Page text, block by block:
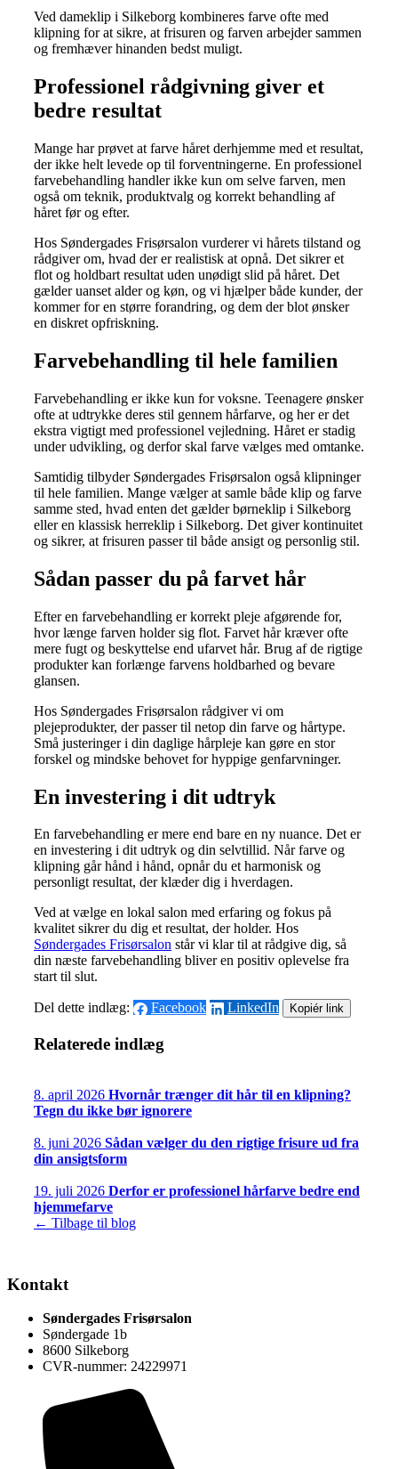
Ved dameklip i Silkeborg kombineres farve ofte med
klipning for at sikre, at frisuren og farven arbejder sammen
og fremhæver hinanden bedst muligt.
Professionel rådgivning giver et
bedre resultat
Mange har prøvet at farve håret derhjemme med et resultat,
der ikke helt levede op til forventningerne. En professionel
farvebehandling handler ikke kun om selve farven, men
også om teknik, produktvalg og korrekt behandling af
håret før og efter.
Hos Søndergades Frisørsalon vurderer vi hårets tilstand og
rådgiver om, hvad der er realistisk at opnå. Det sikrer et
flot og holdbart resultat uden unødigt slid på håret. Det
gælder uanset alder og køn, og vi hjælper både kunder, der
kommer for en større forandring, og dem der blot ønsker
en diskret opfriskning.
Farvebehandling til hele familien
Farvebehandling er ikke kun for voksne. Teenagere ønsker
ofte at udtrykke deres stil gennem hårfarve, og her er det
ekstra vigtigt med professionel vejledning. Håret er stadig
under udvikling, og derfor skal farve vælges med omtanke.
Samtidig tilbyder Søndergades Frisørsalon også klipninger
til hele familien. Mange vælger at samle både klip og farve
samme sted, hvad enten det gælder børneklip i Silkeborg
eller en klassisk herreklip i Silkeborg. Det giver kontinuitet
og sikrer, at frisuren passer til både ansigt og personlig stil.
Sådan passer du på farvet hår
Efter en farvebehandling er korrekt pleje afgørende for,
hvor længe farven holder sig flot. Farvet hår kræver ofte
mere fugt og beskyttelse end ufarvet hår. Brug af de rigtige
produkter kan forlænge farvens holdbarhed og bevare
glansen.
Hos Søndergades Frisørsalon rådgiver vi om
plejeprodukter, der passer til netop din farve og hårtype.
Små justeringer i din daglige hårpleje kan gøre en stor
forskel og mindske behovet for hyppige genfarvninger.
En investering i dit udtryk
En farvebehandling er mere end bare en ny nuance. Det er
en investering i dit udtryk og din selvtillid. Når farve og
klipning går hånd i hånd, opnår du et harmonisk og
personligt resultat, der klæder dig i hverdagen.
Ved at vælge en lokal salon med erfaring og fokus på
kvalitet sikrer du dig et resultat, der holder. Hos
Søndergades Frisørsalon står vi klar til at rådgive dig, så
din næste farvebehandling bliver en positiv oplevelse fra
start til slut.
Del dette indlæg: Facebook LinkedIn Kopiér link
Relaterede indlæg
8. april 2026 Hvornår trænger dit hår til en klipning?
Tegn du ikke bør ignorere
8. juni 2026 Sådan vælger du den rigtige frisure ud fra
din ansigtsform
19. juli 2026 Derfor er professionel hårfarve bedre end
hjemmefarve
← Tilbage til blog
Kontakt
Søndergades Frisørsalon
Søndergade 1b
8600 Silkeborg
CVR-nummer: 24229971